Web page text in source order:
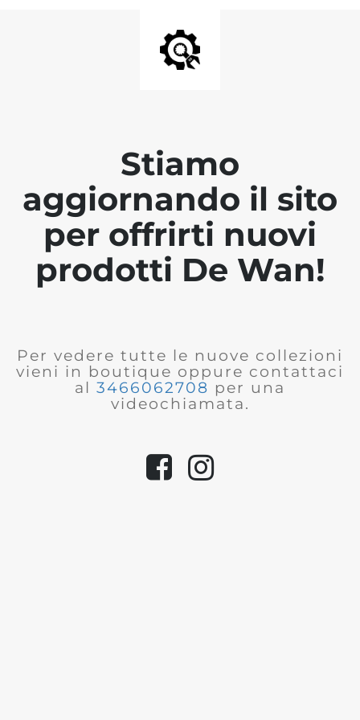
Stiamo
aggiornando il sito
per offrirti nuovi
prodotti De Wan!
Per vedere tutte le nuove collezioni
vieni in boutique oppure contattaci
al 3466062708 per una
videochiamata.